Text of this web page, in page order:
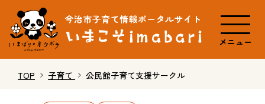
メニュー
TOP 子育て 公民館子育て支援サークル